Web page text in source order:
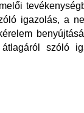
igazolás, a
szóló